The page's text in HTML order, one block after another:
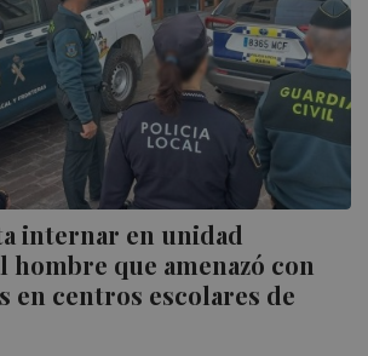
internar en unidad
hombre que amenazó con
en centros escolares de